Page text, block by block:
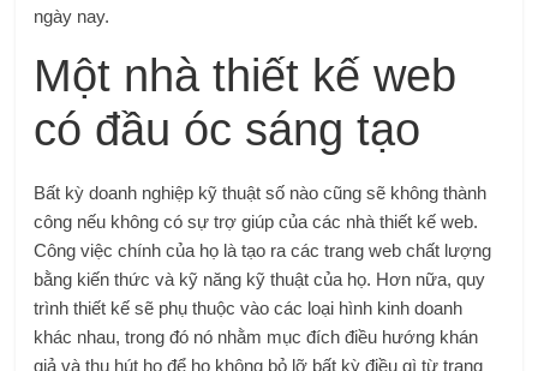
ngày nay.
Một nhà thiết kế web
có đầu óc sáng tạo
Bất kỳ doanh nghiệp kỹ thuật số nào cũng sẽ không thành
công nếu không có sự trợ giúp của các nhà thiết kế web.
Công việc chính của họ là tạo ra các trang web chất lượng
bằng kiến ​​thức và kỹ năng kỹ thuật của họ. Hơn nữa, quy
trình thiết kế sẽ phụ thuộc vào các loại hình kinh doanh
khác nhau, trong đó nó nhằm mục đích điều hướng khán
giả và thu hút họ để họ không bỏ lỡ bất kỳ điều gì từ trang